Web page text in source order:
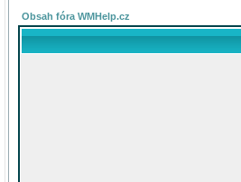
Obsah fóra WMHelp.cz